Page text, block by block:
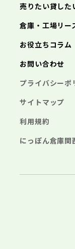
売りたい貸した
倉庫・工場リー
お役立ちコラム
お問い合わせ
プライバシーポ
サイトマップ
利用規約
にっぽん倉庫関